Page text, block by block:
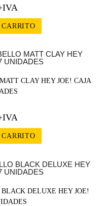
CLAY HEY JOE! CAJA
DELUXE HEY JOE!